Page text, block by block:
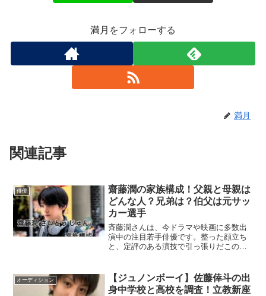
満月をフォローする
満月
関連記事
俳優
齋藤潤の家族構成！父親と母親は
どんな人？兄弟は？伯父は元サッ
カー選手
斉藤潤さんは、今ドラマや映画に多数出
演中の注目若手俳優です。整った顔立ち
と、定評のある演技で引っ張りだこの俳
た。斉藤潤の家族構成斉藤潤さんの家族
構成は４人です。父親：建設...
オーディション
【ジュノンボーイ】佐藤倖斗の出
身中学校と高校を調査！立教新座